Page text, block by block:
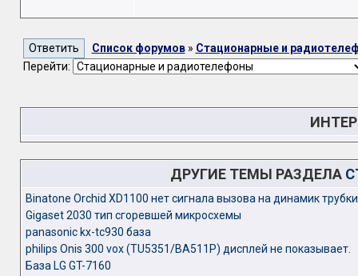
Список форумов» Стационарные и
Перейти:
ДРУГИЕ ТЕМЫ РАЗДЕЛА
Binatone Оrchid XD1100 нет сигнала вызова на динамик
Gigaset 2030 тип сгоревшей микросхемы
panasonic kx-tc930 база
philips Onis 300 vox (TU5351/BA511P) дисплей не показывает.
База LG GT-7160